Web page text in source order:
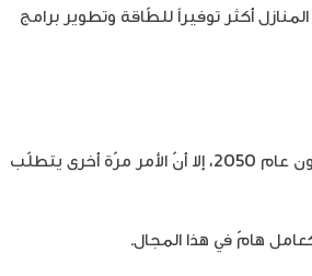
أكثر توفيراً للطّاقة وتطوير برامج
من الكربون عام 2050، إلا أنّ الأمر مرّة أخرى يتطلّب
هامّ في هذا المجال.